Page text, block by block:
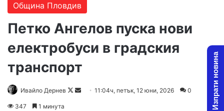
Община Пловдив
Петко Ангелов пуска нови
електробуси в градския
транспорт
Ивайло Дернев
Follow
Send11:04ч, петък, 12 юни, 2026 0
347 1 минута Изпрати новина